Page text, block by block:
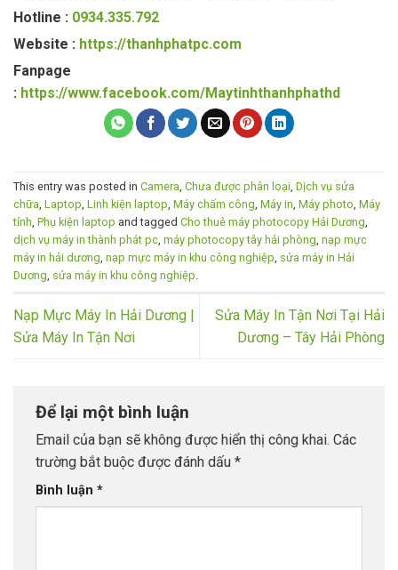
Hotline : 0934.335.792
Website : https://thanhphatpc.com
Fanpage
: https://www.facebook.com/Maytinhthanhphathd
This entry was posted in Camera Chưa được phân loại Dịch vụ sửa
chữa Laptop Linh kiện laptop Máy chấm công Máy in Máy photo Máy
tính Phụ kiện laptop and tagged Cho thuê máy photocopy Hải Dương
dịch vụ máy in thành phát pc máy photocopy tây hải phòng nạp mực
máy in hải dương nạp mực máy in khu công nghiệp sửa máy in Hải
Dương sửa máy in khu công nghiệp
Nạp Mực Máy In Hải Dương |
Sửa Máy In Tận Nơi
Sửa Máy In Tận Nơi Tại Hải
Dương – Tây Hải Phòng
Để lại một bình luận
Email của bạn sẽ không được hiển thị công khai. Các
trường bắt buộc được đánh dấu *
Bình luận *